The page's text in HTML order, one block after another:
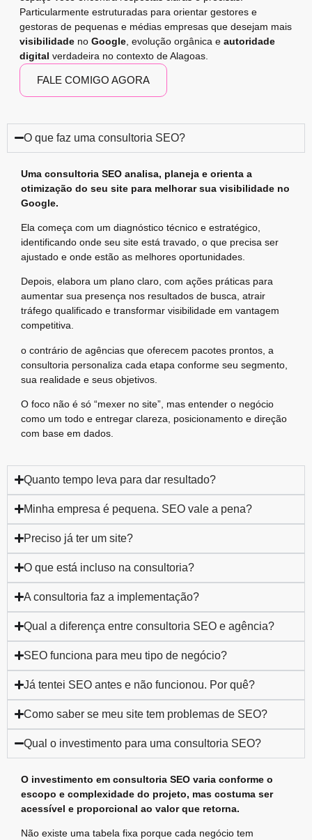
Particularmente estruturadas para orientar gestores e
gestoras de pequenas e médias empresas que desejam mais
visibilidade no Google , evolução orgânica e autoridade
digital verdadeira no contexto de Alagoas.
FALE COMIGO AGORA
O que faz uma consultoria SEO?
Uma consultoria SEO analisa, planeja e orienta a
otimização do seu site para melhorar sua visibilidade no
Google.
Ela começa com um diagnóstico técnico e estratégico,
identificando onde seu site está travado, o que precisa ser
ajustado e onde estão as melhores oportunidades.
Depois, elabora um plano claro, com ações práticas para
aumentar sua presença nos resultados de busca, atrair
tráfego qualificado e transformar visibilidade em vantagem
competitiva.
o contrário de agências que oferecem pacotes prontos, a
consultoria personaliza cada etapa conforme seu segmento,
sua realidade e seus objetivos.
O foco não é só “mexer no site”, mas entender o negócio
como um todo e entregar clareza, posicionamento e direção
com base em dados.
Quanto tempo leva para dar resultado?
Minha empresa é pequena. SEO vale a pena?
Preciso já ter um site?
O que está incluso na consultoria?
A consultoria faz a implementação?
Qual a diferença entre consultoria SEO e agência?
SEO funciona para meu tipo de negócio?
Já tentei SEO antes e não funcionou. Por quê?
Como saber se meu site tem problemas de SEO?
Qual o investimento para uma consultoria SEO?
O investimento em consultoria SEO varia conforme o
escopo e complexidade do projeto, mas costuma ser
acessível e proporcional ao valor que retorna.
Não existe uma tabela fixa porque cada negócio tem